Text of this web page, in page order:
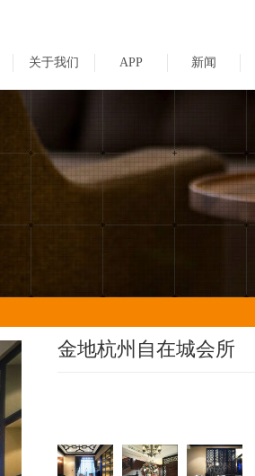
关于我们 APP 新闻
金地杭州自在城会所